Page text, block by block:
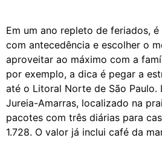
Em um ano repleto de feriados,
com antecedência e escolher o
aproveitar ao máximo com a
por exemplo, a dica é pegar a
até o Litoral Norte de São Paulo.
Jureia-Amarras, localizado na
pacotes com três diárias para
1.728. O valor já inclui café da